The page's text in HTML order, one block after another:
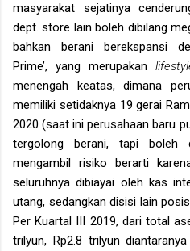
masyarakat sejatinya
dept. store lain boleh dibilang
bahkan berani berekspansi
Prime’, yang merupakan
menengah keatas, dimana
memiliki setidaknya 19 gerai
2020 (saat ini perusahaan baru
tergolong berani, tapi boleh
mengambil risiko berarti
seluruhnya dibiayai oleh kas
utang, sedangkan disisi lain
Per Kuartal III 2019, dari total
trilyun, Rp2.8 trilyun